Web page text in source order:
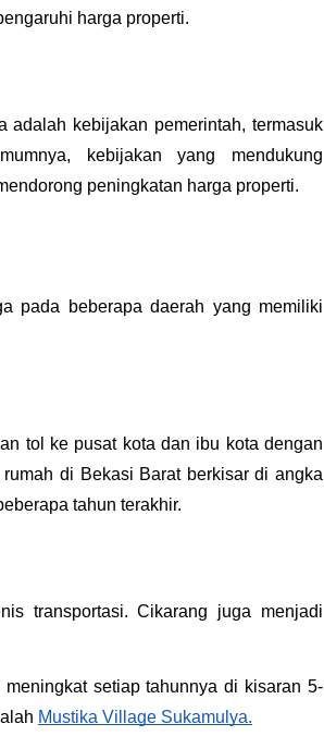
harga properti.
adalah kebijakan pemerintah, termasuk
kebijakan yang mendukung
peningkatan harga properti.
pada beberapa daerah yang memiliki
tol ke pusat kota dan ibu kota dengan
di Bekasi Barat berkisar di angka
tahun terakhir.
transportasi. Cikarang juga menjadi
setiap tahunnya di kisaran 5-
Mustika Village Sukamulya.